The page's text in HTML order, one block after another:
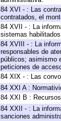
84 XVI - : Las
contratados, el
84 XVII - : La
sistemas
84 XVIII - : La
responsables de
públicos; asimismo
peticiones de
84 XIX - : Las
84 XXI A :
84 XXI B :
84 XXII - : La
sanciones